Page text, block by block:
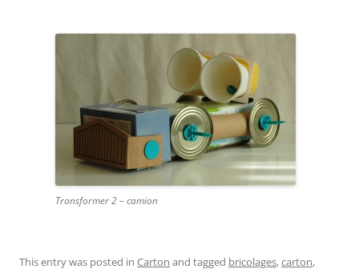
Transformer 2 – camion
This entry was posted in Carton and tagged bricolages,carton,